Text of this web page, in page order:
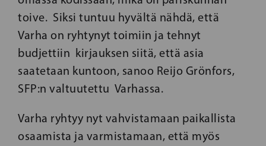
toive. Siksi tuntuu hyvältä nähdä, että
Varha on ryhtynyt toimiin ja tehnyt
budjettiin kirjauksen siitä, että asia
saatetaan kuntoon, sanoo Reijo Grönfors,
SFP:n valtuutettu Varhassa.
Varha ryhtyy nyt vahvistamaan paikallista
osaamista ja varmistamaan, että myös